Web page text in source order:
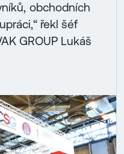
obchodních
řekl šéf
GROUP Lukáš